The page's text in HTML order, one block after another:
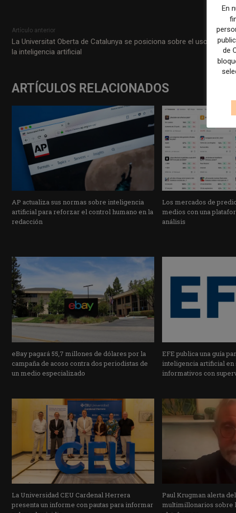
Artículo anterior
La Universitat Oberta de Catalunya se posiciona sobre el uso de
la inteligencia artificial
ARTÍCULOS RELACIONADOS
AP actualiza sus normas sobre inteligencia
artificial para reforzar el control humano en la
redacción
Los mercados de
medios con una
análisis
eBay pagará 55,7 millones de dólares por la
campaña de acoso contra dos periodistas de
un medio especializado
EFE publica una guía
inteligencia artificial en
informativos con
La Universidad CEU Cardenal Herrera
presenta un informe con pautas para informar
Paul Krugman alerta
multimillonarios sobre
En
de